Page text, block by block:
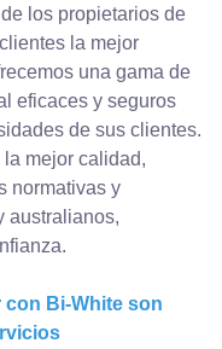
los propietarios de
la mejor
una gama de
eficaces y seguros
de sus clientes.
mejor calidad,
normativas y
australianos,
Bi-White son